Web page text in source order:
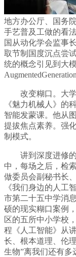
地方办公厅、国务
手艺普及工做的看
国从动化学会监事
取节制国度沉点尝
统的概念引见到大
改变糊口。大学
《魅力机械人》的
智能发蒙课。他从
提拔焦点素养。强
制模式。
讲到深度进修的
中，每场之后，检
做委员会副秘书长
《我们身边的人工
市第二十五中学消
硕的现实糊口案例
区的五所中小学校
程《人工智能》从
长、根本道理、伦
生物”离我们还有多